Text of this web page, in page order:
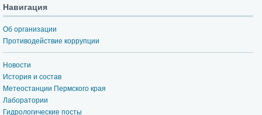
Навигация
Об организации
Противодействие коррупции
Новости
История и состав
Метеостанции Пермского края
Лаборатории
Гидрологические посты